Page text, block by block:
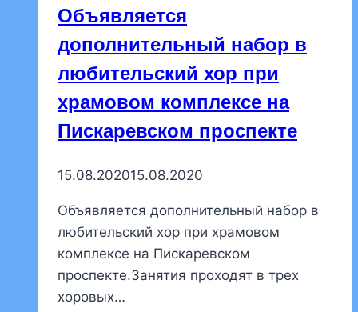
Объявляется
дополнительный набор в
любительский хор при
храмовом комплексе на
Пискаревском проспекте
15.08.202015.08.2020
Объявляется дополнительный набор в
любительский хор при храмовом
комплексе на Пискаревском
проспекте.Занятия проходят в трех
хоровых…